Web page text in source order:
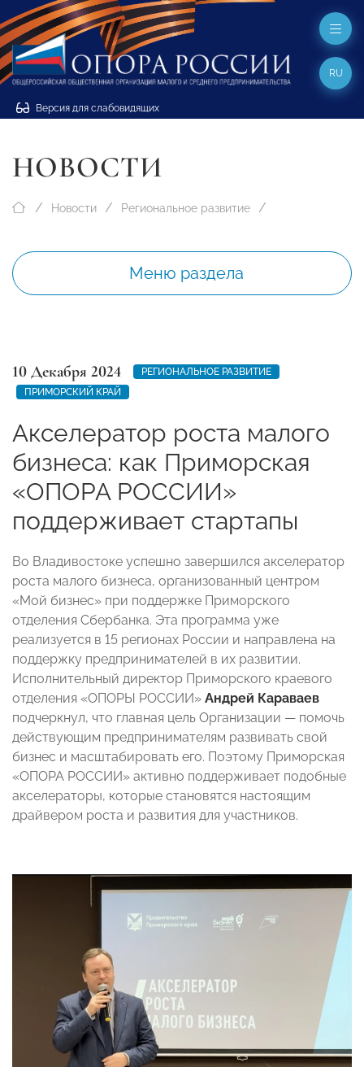
Версия для слабовидящих
RU
НОВОСТИ
Новости Региональное развитие
Меню раздела
10 Декабря 2024
РЕГИОНАЛЬНОЕ РАЗВИТИЕ
ПРИМОРСКИЙ КРАЙ
Акселератор роста малого
бизнеса: как Приморская
«ОПОРА РОССИИ»
поддерживает стартапы
Во Владивостоке успешно завершился акселератор
роста малого бизнеса, организованный центром
«Мой бизнес» при поддержке Приморского
отделения Сбербанка. Эта программа уже
реализуется в 15 регионах России и направлена на
поддержку предпринимателей в их развитии.
Исполнительный директор Приморского краевого
отделения «ОПОРЫ РОССИИ» Андрей Караваев
подчеркнул, что главная цель Организации — помочь
действующим предпринимателям развивать свой
бизнес и масштабировать его. Поэтому Приморская
«ОПОРА РОССИИ» активно поддерживает подобные
акселераторы, которые становятся настоящим
драйвером роста и развития для участников.